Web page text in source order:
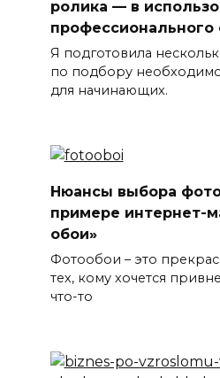
ролика — в
профессионального
Я подготовила
по подбору
для начинающих.
Нюансы выбора
примере интернет-
обои»
Фотообои – это
тех, кому хочется
что-то